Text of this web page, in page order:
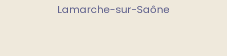
Lamarche-sur-Saône